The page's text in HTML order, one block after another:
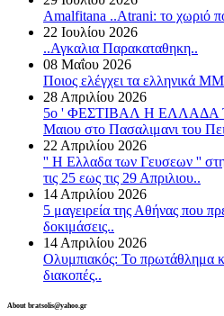
Amalfitana ..Atrani: το χωριό
22 Ιουλίου 2026
..Αγκαλια Παρακαταθηκη..
08 Μαΐου 2026
Ποιος ελέγχει τα ελληνικά
28 Απριλίου 2026
5o ' ΦΕΣΤΙΒΑΛ Η ΕΛΛΑΔΑ
Μαιου στο Πασαλιμανι του
22 Απριλίου 2026
'' Η Ελλαδα των Γευσεων ''
τις 25 εως τις 29 Απριλιου..
14 Απριλίου 2026
5 μαγειρεία της Αθήνας που
δοκιμάσεις..
14 Απριλίου 2026
Ολυμπιακός: Το πρωτάθλημα
διακοπές..
About bratsolis@yahoo.gr